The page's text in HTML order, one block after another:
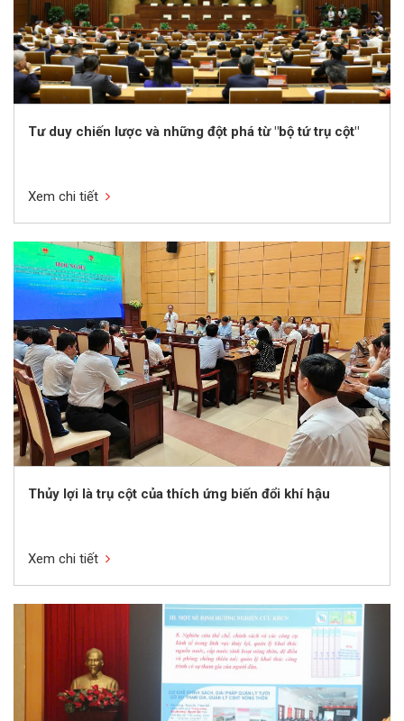
Tư duy chiến lược và những đột phá từ "bộ tứ trụ cột"
Xem chi tiết
Thủy lợi là trụ cột của thích ứng biến đổi khí hậu
Xem chi tiết